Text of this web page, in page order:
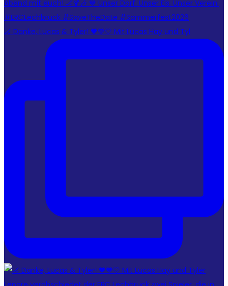
🏒 Danke, Lucas & Tyler! 🖤💙🤍 Mit Lucas Hay und Tyl